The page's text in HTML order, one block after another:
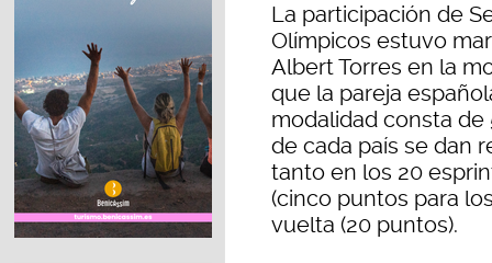
La participación de
Olímpicos estuvo
Albert Torres en la
que la pareja
modalidad consta
de cada país se dan
tanto en los 20
(cinco puntos para
vuelta (20 puntos).